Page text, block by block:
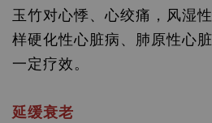
玉竹对心悸、心绞痛，风湿
样硬化性心脏病、肺原性心
一定疗效。
延缓衰老